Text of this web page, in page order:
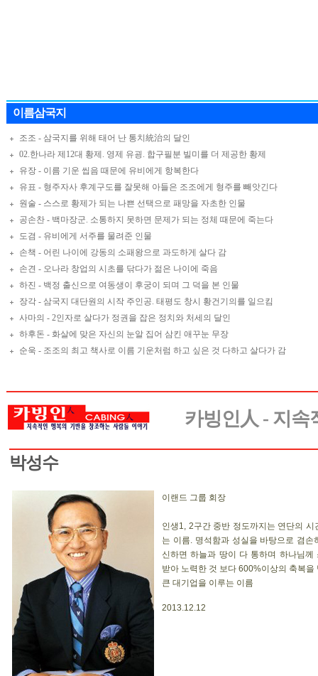
이름삼국지
조조 - 삼국지를 위해 태어 난 통치統治의 달인
02.한나라 제12대 황제. 영제 유굉. 합구필분 빌미를 더 제공한 황제
유장 - 이름 기운 씹음 때문에 유비에게 항복한다
유표 - 형주자사 후계구도를 잘못해 아들은 조조에게 형주를 빼앗긴다
원술 - 스스로 황제가 되는 나쁜 선택으로 패망을 자초한 인물
공손찬 - 백마장군. 소통하지 못하면 문제가 되는 정체 때문에 죽는다
도겸 - 유비에게 서주를 물려준 인물
손책 - 어린 나이에 강동의 소패왕으로 과도하게 살다 감
손견 - 오나라 창업의 시초를 닦다가 젊은 나이에 죽음
하진 - 백정 출신으로 여동생이 후궁이 되며 그 덕을 본 인물
장각 - 삼국지 대단원의 시작 주인공. 태평도 창시 황건기의를 일으킴
사마의 - 2인자로 살다가 정권을 잡은 정치와 처세의 달인
하후돈 - 화살에 맞은 자신의 눈알 집어 삼킨 애꾸눈 무장
순욱 - 조조의 최고 책사로 이름 기운처럼 하고 싶은 것 다하고 살다가 감
카빙인人 - 지속
박성수
이랜드 그룹 회장
인생1, 2구간 중반 정도까지는 연단의 시
는 이름. 명석함과 성실을 바탕으로 겸손
신하면 하늘과 땅이 다 통하며 하나님께
받아 노력한 것 보다 600%이상의 축복을
큰 대기업을 이루는 이름
2013.12.12